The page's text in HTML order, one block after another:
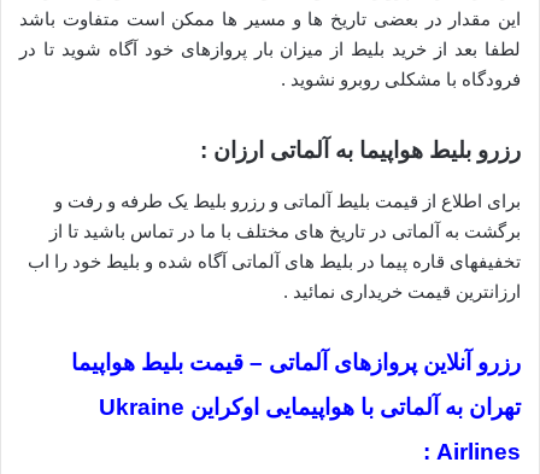
این مقدار در بعضی تاریخ ها و مسیر ها ممکن است متفاوت باشد
لطفا بعد از خرید بلیط از میزان بار پروازهای خود آگاه شوید تا در
فرودگاه با مشکلی روبرو نشوید .
رزرو بلیط هواپیما به آلماتی ارزان :
برای اطلاع از قیمت بلیط آلماتی و رزرو بلیط یک طرفه و رفت و
برگشت به آلماتی در تاریخ های مختلف با ما در تماس باشید تا از
تخفیفهای قاره پیما در بلیط های آلماتی آگاه شده و بلیط خود را اب
ارزانترین قیمت خریداری نمائید .
رزرو آنلاین پروازهای آلماتی – قیمت بلیط هواپیما
تهران به آلماتی با هواپیمایی اوکراین Ukraine
Airlines :